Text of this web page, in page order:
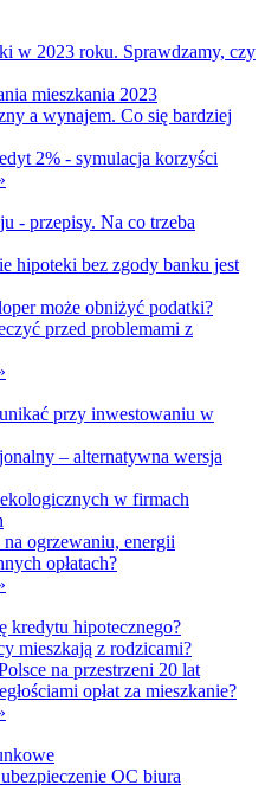
w 2023 roku. Sprawdzamy, czy
mieszkania 2023
a wynajem. Co się bardziej
2% - symulacja korzyści
- przepisy. Na co trzeba
hipoteki bez zgody banku jest
może obniżyć podatki?
przed problemami z
przy inwestowaniu w
– alternatywna wersja
w firmach
na ogrzewaniu, energii
opłatach?
kredytu hipotecznego?
mieszkają z rodzicami?
na przestrzeni 20 lat
opłat za mieszkanie?
OC biura